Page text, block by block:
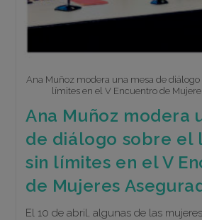
Ana Muñoz modera una mesa de
límites en el V Encuentro de
Ana Muñoz modera
de diálogo sobre el
sin límites en el V
de Mujeres
El 10 de abril, algunas de las